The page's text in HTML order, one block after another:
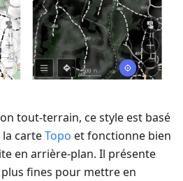
tout-terrain, ce style est basé
la carteTopo et fonctionne bien
en arrière-plan. Il présente
fines pour mettre en